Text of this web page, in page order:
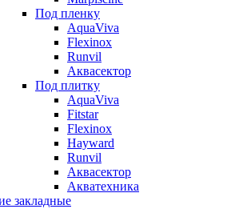
Под пленку
AquaViva
Flexinox
Runvil
Аквасектор
Под плитку
AquaViva
Fitstar
Flexinox
Hayward
Runvil
Аквасектор
Акватехника
закладные